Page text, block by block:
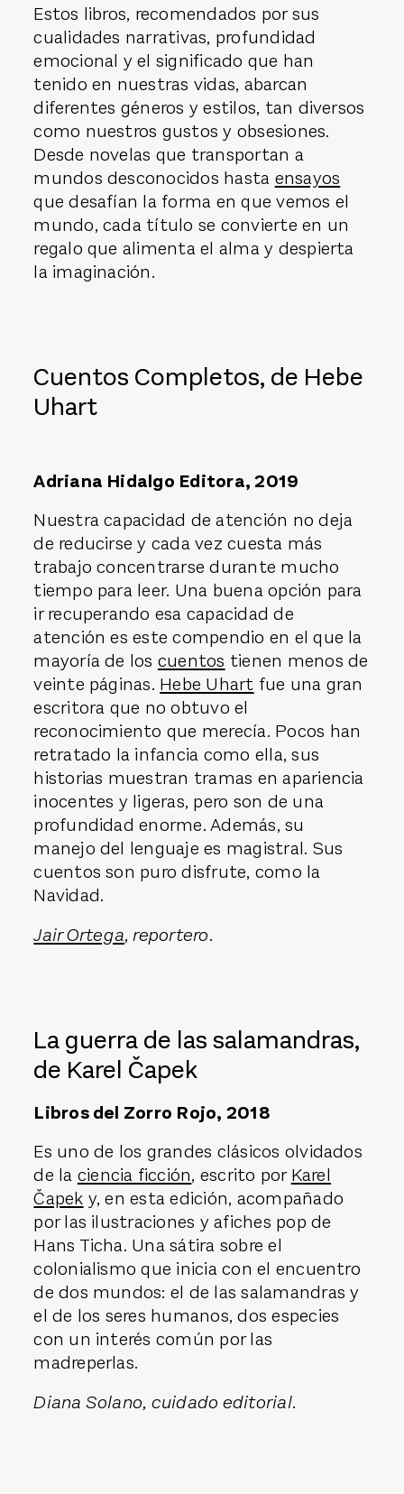
Estos libros, recomendados por sus
cualidades narrativas, profundidad
emocional y el significado que han
tenido en nuestras vidas, abarcan
diferentes géneros y estilos, tan diversos
como nuestros gustos y obsesiones.
Desde novelas que transportan a
mundos desconocidos hasta ensayos
que desafían la forma en que vemos el
mundo, cada título se convierte en un
regalo que alimenta el alma y despierta
la imaginación.
Cuentos Completos, de Hebe
Uhart
Adriana Hidalgo Editora, 2019
Nuestra capacidad de atención no deja
de reducirse y cada vez cuesta más
trabajo concentrarse durante mucho
tiempo para leer. Una buena opción para
ir recuperando esa capacidad de
atención es este compendio en el que la
mayoría de los cuentos tienen menos de
veinte páginas. Hebe Uhart fue una gran
escritora que no obtuvo el
reconocimiento que merecía. Pocos han
retratado la infancia como ella, sus
historias muestran tramas en apariencia
inocentes y ligeras, pero son de una
profundidad enorme. Además, su
manejo del lenguaje es magistral. Sus
cuentos son puro disfrute, como la
Navidad.
Jair Ortega, reportero.
La guerra de las salamandras,
de Karel Čapek
Libros del Zorro Rojo, 2018
Es uno de los grandes clásicos olvidados
de la ciencia ficción, escrito porKarel
Čapek y, en esta edición, acompañado
por las ilustraciones y afiches pop de
Hans Ticha. Una sátira sobre el
colonialismo que inicia con el encuentro
de dos mundos: el de las salamandras y
el de los seres humanos, dos especies
con un interés común por las
madreperlas.
Diana Solano, cuidado editorial.